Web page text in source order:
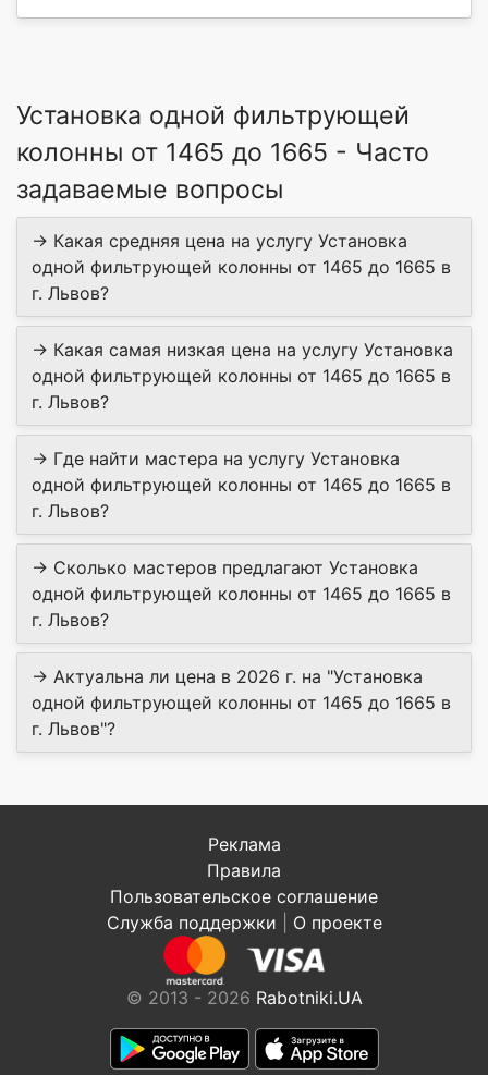
Установка одной фильтрующей
колонны от 1465 до 1665 - Часто
задаваемые вопросы
→ Какая средняя цена на услугу Установка
одной фильтрующей колонны от 1465 до 1665 в
г. Львов?
→ Какая самая низкая цена на услугу Установка
одной фильтрующей колонны от 1465 до 1665 в
г. Львов?
→ Где найти мастера на услугу Установка
одной фильтрующей колонны от 1465 до 1665 в
г. Львов?
→ Сколько мастеров предлагают Установка
одной фильтрующей колонны от 1465 до 1665 в
г. Львов?
→ Актуальна ли цена в 2026 г. на "Установка
одной фильтрующей колонны от 1465 до 1665 в
г. Львов"?
Реклама
Правила
Пользовательское соглашение
Служба поддержки
О проекте
© 2013 - 2026 Rabotniki.UA